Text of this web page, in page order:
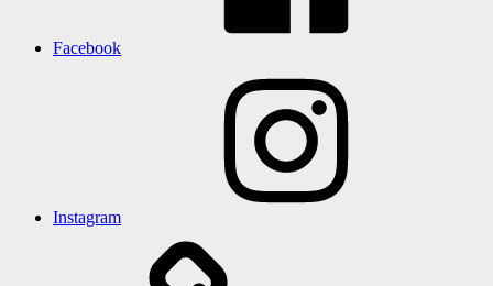
Facebook
Instagram